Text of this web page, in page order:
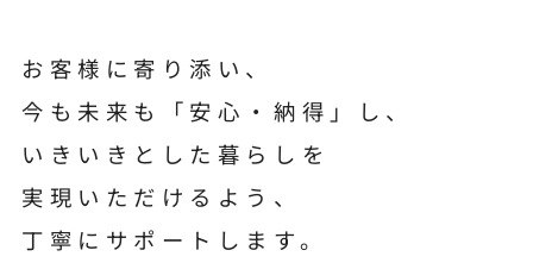
お客様に寄り添い、
今も未来も「安心・納得」し、
いきいきとした暮らしを
実現いただけるよう、
丁寧にサポートします。